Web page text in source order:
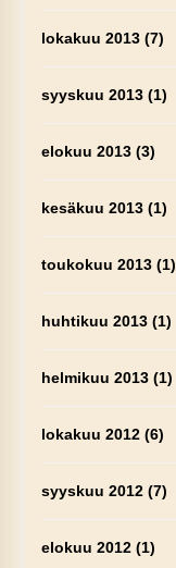
lokakuu 2013(7)
syyskuu 2013(1)
elokuu 2013(3)
kesäkuu 2013(1)
toukokuu 2013(1)
huhtikuu 2013(1)
helmikuu 2013(1)
lokakuu 2012(6)
syyskuu 2012(7)
elokuu 2012(1)